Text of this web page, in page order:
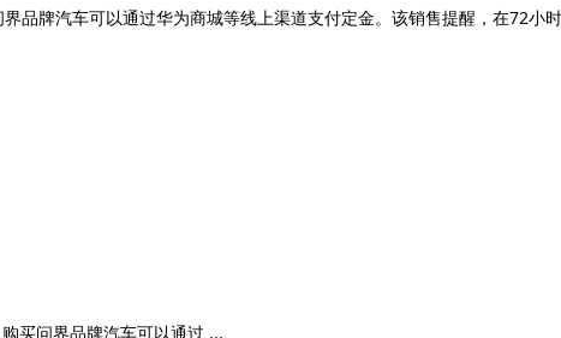
品牌汽车可以通过华为商城等线上渠道支付定金。该销售提醒，在72小
买问界品牌汽车可以通过 ...